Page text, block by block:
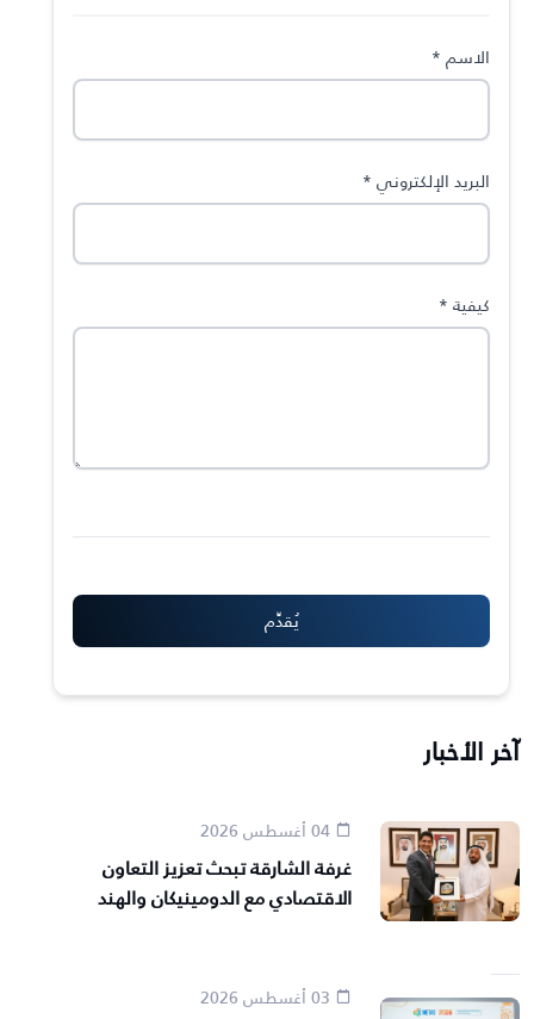
الاسم *
البريد الإلكتروني *
كيفية *
آخر الأخبار
04 أغسطس 2026
غرفة الشارقة تبحث تعزيز التعاون
الاقتصادي مع الدومينيكان والهند